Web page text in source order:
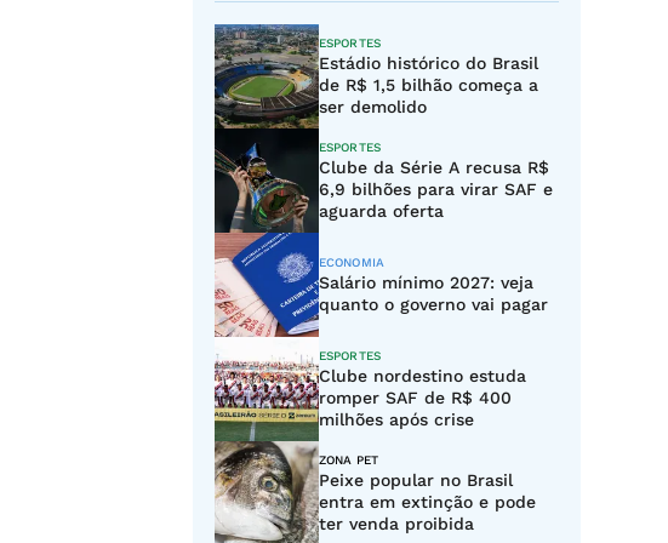
ESPORTES
Estádio histórico do Brasil
de R$ 1,5 bilhão começa a
ser demolido
ESPORTES
Clube da Série A recusa R$
6,9 bilhões para virar SAF e
aguarda oferta
ECONOMIA
Salário mínimo 2027: veja
quanto o governo vai pagar
ESPORTES
Clube nordestino estuda
romper SAF de R$ 400
milhões após crise
ZONA PET
Peixe popular no Brasil
entra em extinção e pode
ter venda proibida